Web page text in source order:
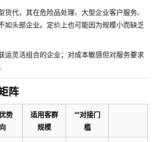
货代，其在危险品处理、大型企业客户服务、
如头部企业。定价上也可能因为规模小而缺乏
运灵活组合的企业；对成本敏感但对服务要求
阵
势
适用客群
规模
**对接门
槛